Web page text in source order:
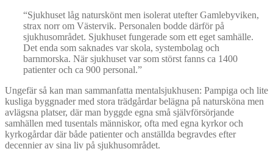
“Sjukhuset låg naturskönt men isolerat utefter Gamlebyviken,
strax norr om Västervik. Personalen bodde därför på
sjukhusområdet. Sjukhuset fungerade som ett eget samhälle.
Det enda som saknades var skola, systembolag och
barnmorska. När sjukhuset var som störst fanns ca 1400
patienter och ca 900 personal.”
Ungefär så kan man sammanfatta mentalsjukhusen: Pampiga och lite
kusliga byggnader med stora trädgårdar belägna på natursköna men
avlägsna platser, där man byggde egna små självförsörjande
samhällen med tusentals människor, ofta med egna kyrkor och
kyrkogårdar där både patienter och anställda begravdes efter
decennier av sina liv på sjukhusområdet.